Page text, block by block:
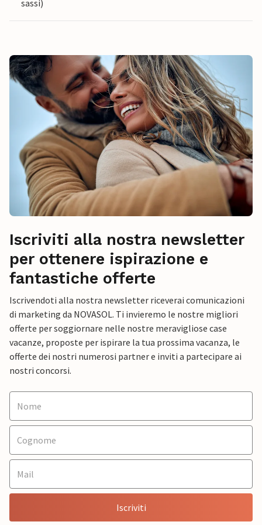
sassi)
Iscriviti alla nostra newsletter
per ottenere ispirazione e
fantastiche offerte
Iscrivendoti alla nostra newsletter riceverai comunicazioni
di marketing da NOVASOL. Ti invieremo le nostre migliori
offerte per soggiornare nelle nostre meravigliose case
vacanze, proposte per ispirare la tua prossima vacanza, le
offerte dei nostri numerosi partner e inviti a partecipare ai
nostri concorsi.
Iscriviti